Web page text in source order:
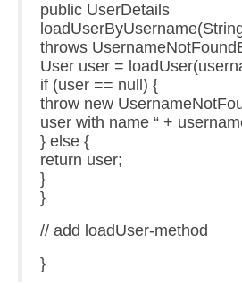
public UserDetails
throws
User user =
if (user == null) {
throw new
user with name “ +
} else {
return user;
}
}
// add loadUser-method
}